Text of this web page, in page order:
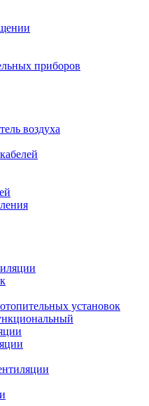
приборов
воздуха
установок